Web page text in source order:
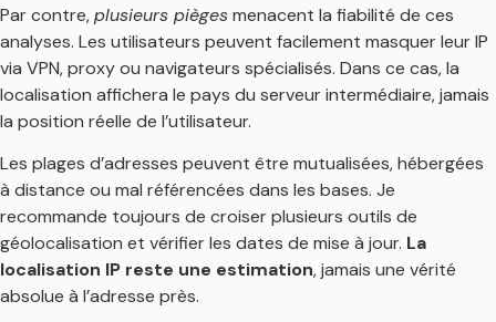
Par contre,plusieurs piègesmenacent la fiabilité de ces
analyses. Les utilisateurs peuvent facilement masquer leur IP
via VPN, proxy ou navigateurs spécialisés. Dans ce cas, la
localisation affichera le pays du serveur intermédiaire, jamais
la position réelle de l’utilisateur.
Les plages d’adresses peuvent être mutualisées, hébergées
à distance ou mal référencées dans les bases. Je
recommande toujours de croiser plusieurs outils de
géolocalisation et vérifier les dates de mise à jour. La
localisation IP reste une estimation, jamais une vérité
absolue à l’adresse près.